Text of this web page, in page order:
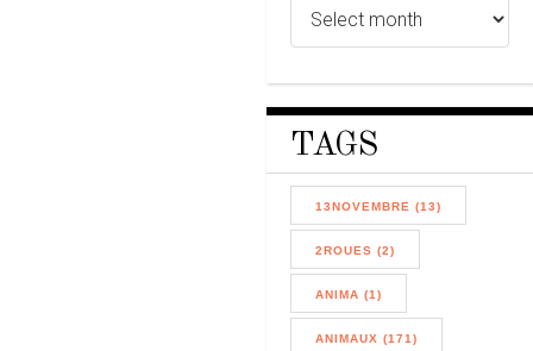
TAGS
13NOVEMBRE (13)
2ROUES (2)
ANIMA (1)
ANIMAUX (171)